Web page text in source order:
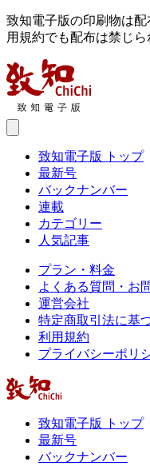
致知電子版の印刷物は
用規約でも配布は禁じら
致知電子版 トップ
最新号
バックナンバー
連載
カテゴリー
人気記事
プラン・料金
よくある質問・お
運営会社
特定商取引法に基
利用規約
プライバシーポリ
致知電子版 トップ
最新号
バックナンバー